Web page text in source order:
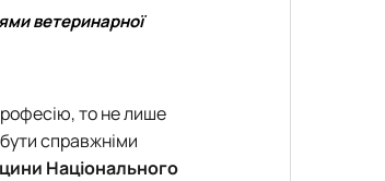
ветеринарної
то не лише
справжніми
Національного